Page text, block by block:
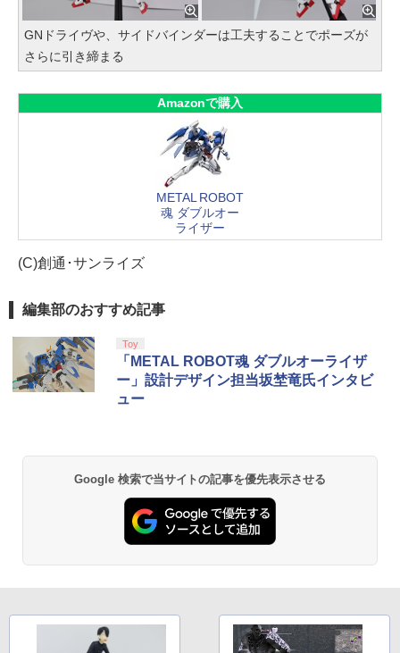
GNドライヴや、サイドバインダーは工夫することでポーズが
さらに引き締まる
Amazonで購入
METAL ROBOT
魂 ダブルオー
ライザー
(C)創通･サンライズ
編集部のおすすめ記事
Toy
「METAL ROBOT魂 ダブルオーライザ
ー」設計デザイン担当坂埜竜氏インタビ
ュー
Google 検索で当サイトの記事を優先表示させる